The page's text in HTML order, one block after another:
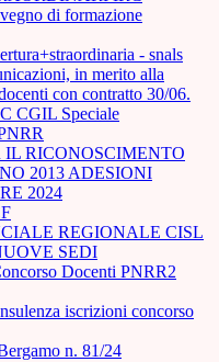
di formazione
- snals
in merito alla
con contratto 30/06.
CGIL Speciale
IL RICONOSCIMENTO
2013 ADESIONI
2024
REGIONALE CISL
SEDI
Docenti PNRR2
iscrizioni concorso
n. 81/24